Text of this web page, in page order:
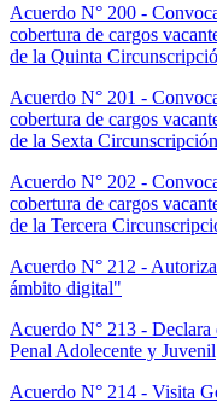
Acuerdo N° 200 -
cobertura de cargos
de la Quinta
Acuerdo N° 201 -
cobertura de cargos
de la Sexta
Acuerdo N° 202 -
cobertura de cargos
de la Tercera
Acuerdo N° 212 -
ámbito digital"
Acuerdo N° 213 - Declara
Penal Adolecente y Juvenil
Acuerdo N° 214 - Visita